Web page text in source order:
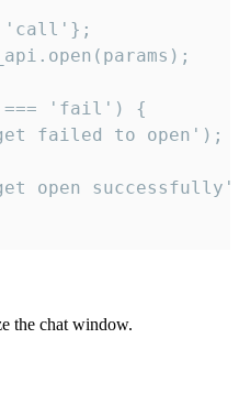
'call'};
=== 'fail') {
failed to open');
open
the chat window.